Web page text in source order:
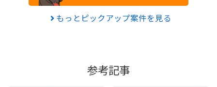
もっとピックアップ案件を見る
参考記事